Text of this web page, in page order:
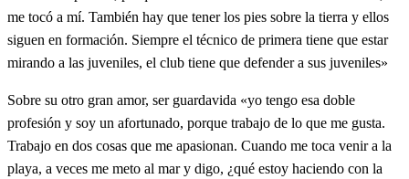
me tocó a mí. También hay que tener los pies sobre la tierra y ellos
siguen en formación. Siempre el técnico de primera tiene que estar
mirando a las juveniles, el club tiene que defender a sus juveniles»
Sobre su otro gran amor, ser guardavida «yo tengo esa doble
profesión y soy un afortunado, porque trabajo de lo que me gusta.
Trabajo en dos cosas que me apasionan. Cuando me toca venir a la
playa, a veces me meto al mar y digo, ¿qué estoy haciendo con la